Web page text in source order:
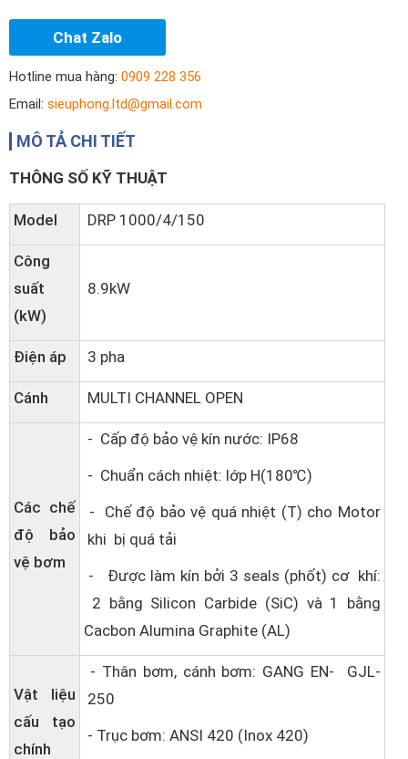
Chat Zalo
Hotline mua hàng: 0909 228 356
Email: sieuphong.ltd@gmail.com
MÔ TẢ CHI TIẾT
THÔNG SỐ KỸ THUẬT
Model DRP 1000/4/150
Công
suất
(kW)
8.9kW
Điện áp 3 pha
Cánh MULTI CHANNEL OPEN
Các chế
độ bảo
vệ bơm
- Cấp độ bảo vệ kín nước: IP68
- Chuẩn cách nhiệt: lớp H(180℃)
- Chế độ bảo vệ quá nhiệt (T) cho Motor
khi bị quá tải
- Được làm kín bởi 3 seals (phốt) cơ khí:
2 bằng Silicon Carbide (SiC) và 1 bằng
Cacbon Alumina Graphite (AL)
Vật liệu
cấu tạo
chính
- Thân bơm, cánh bơm: GANG EN- GJL-
250
- Trục bơm: ANSI 420 (Inox 420)